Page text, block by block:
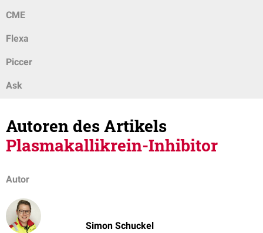
CME
Flexa
Piccer
Ask
Autoren des Artikels
Plasmakallikrein-Inhibitor
Autor
Simon Schuckel